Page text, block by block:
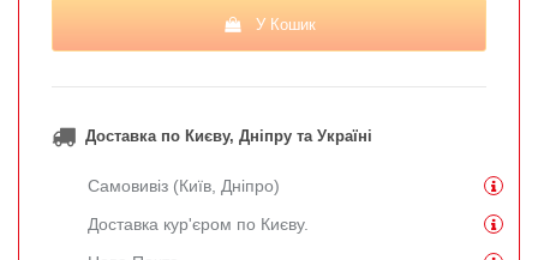
У Кошик
Доставка по Києву, Дніпру та Україні
Самовивіз (Київ, Дніпро)
Доставка кур'єром по Києву.